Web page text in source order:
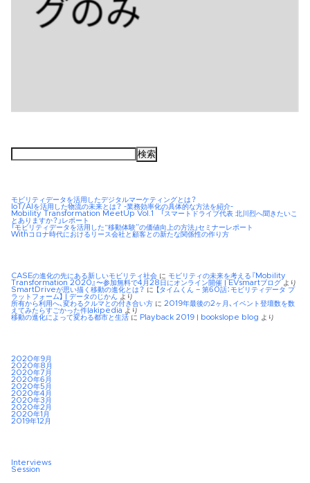
検
モビリティデータを活用したデジタルマーケティングとは？
IoT/AIを活用した物流の未来とは？ -業務効率化の具体的な方法を紹介-
Mobility Transformation MeetUp Vol.1 「スマートドライブ代表 北川烈へ聞きたいこ
とありますか？」レポート
「モビリティデータを活用した“移動体験”の価値向上の方法」セミナーレポート
Withコロナ時代におけるリース会社と顧客との新たな関係性の作り方
CASEの進化の先にある新しいモビリティ社会 に モビリティの未来を考える『Mobility
Transformation 2020』〜参加無料で4月28日にオンライン開催 | EVsmartブログ より
SmartDriveが思い描く移動の進化とは？ に
【タイムくん – 第60話：モビリティデータ プ
ラットフォーム】 | データのじかん より
所有から利用へ、変わるクルマとの付き合い方 に 2019年最後の2ヶ月、イベント登壇数を数
えてみたらすごかった件|akipedia より
移動の進化によって変わる都市と生活 に Playback 2019 | bookslope blog より
2020年9月
2020年8月
2020年7月
2020年6月
2020年5月
2020年4月
2020年3月
2020年2月
2020年1月
2019年12月
Interviews
Session